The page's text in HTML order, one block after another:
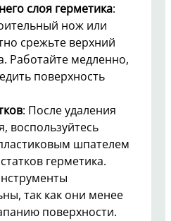
слоя герметика:
нож или
срежьте верхний
Работайте медленно,
поверхность
: После удаления
воспользуйтесь
шпателем
герметика.
так как они менее
поверхности.